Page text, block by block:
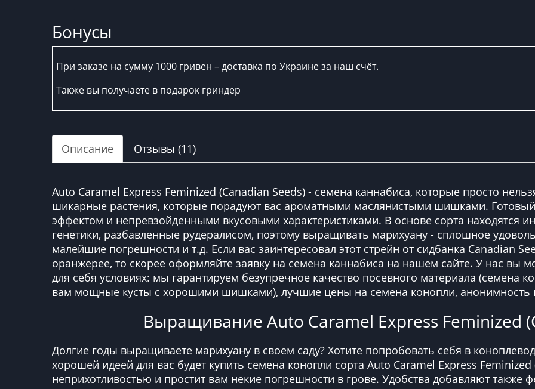
Бонусы
При заказе на сумму 1000 гривен – доставка по Украине за наш счёт.
Также вы получаете в подарок гриндер
Описание Отзывы (11)
Auto Caramel Express Feminized (Canadian Seeds) - семена каннабиса, которые просто
шикарные растения, которые порадуют вас ароматными маслянистыми шишками.
эффектом и непревзойденными вкусовыми характеристиками. В основе сорта находятся
генетики, разбавленные рудералисом, поэтому выращивать марихуану - сплошное
малейшие погрешности и т.д. Если вас заинтересовал этот стрейн от сидбанка Canadian
оранжерее, то скорее оформляйте заявку на семена каннабиса на нашем сайте. У нас вы
для себя условиях: мы гарантируем безупречное качество посевного материала (семена
вам мощные кусты с хорошими шишками), лучшие цены на семена конопли, анонимность
Выращивание Auto Caramel Express Feminized
Долгие годы выращиваете марихуану в своем саду? Хотите попробовать себя в
хорошей идеей для вас будет купить семена конопли сорта Auto Caramel Express Feminized
неприхотливостью и простит вам некие погрешности в грове. Удобства добавляют